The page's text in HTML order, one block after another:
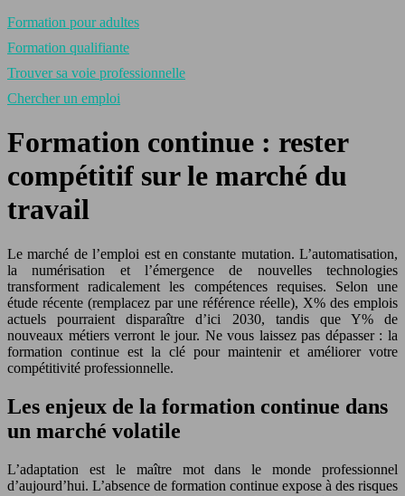
Formation pour adultes
Formation qualifiante
Trouver sa voie professionnelle
Chercher un emploi
Formation continue : rester
compétitif sur le marché du
travail
Le marché de l’emploi est en constante mutation. L’automatisation,
la numérisation et l’émergence de nouvelles technologies
transforment radicalement les compétences requises. Selon une
étude récente (remplacez par une référence réelle), X% des emplois
actuels pourraient disparaître d’ici 2030, tandis que Y% de
nouveaux métiers verront le jour. Ne vous laissez pas dépasser : la
formation continue est la clé pour maintenir et améliorer votre
compétitivité professionnelle.
Les enjeux de la formation continue dans
un marché volatile
L’adaptation est le maître mot dans le monde professionnel
d’aujourd’hui. L’absence de formation continue expose à des risques